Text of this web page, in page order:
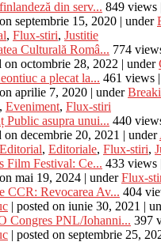
din serv... 849 views
septembrie 15, 2020 | under
, Flux-stiri, Justitie
Culturală Româ... 774
on octombrie 28, 2022 | under
a plecat la... 461 views |
aprilie 7, 2020 | under
, Eveniment, Flux-stiri
Public asupra unui... 440
on decembrie 20, 2021 | under
Editorial, Editoriale, Flux-stiri,
Film Festival: Ce... 433 views
mai 19, 2024 | underFlux-
CCR: Revocarea Av... 404
| posted on iunie 30, 2021 |
Congres PNL/Iohanni... 397
| posted on septembrie 25,